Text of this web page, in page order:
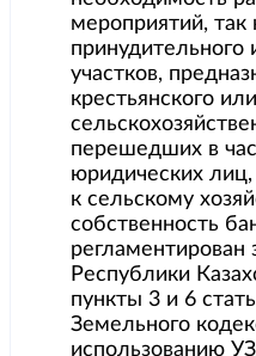
мероприятий, так
принудительного
участков,
крестьянского
перешедших в
юридических
к сельскому
собственность
регламентирован
Республики
пункты 3 и 6
Земельного
использованию